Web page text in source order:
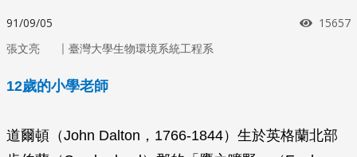
91/09/05 瀏覽次
15657
張文亮 ｜ 臺灣大學生物環境系統工程系
12歲的小學老師
道爾頓（John Dalton，1766-1844）生於英格蘭北部